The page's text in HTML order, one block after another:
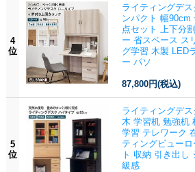
4
位
ライティングデ
ンパクト 幅90cm
点セット 上下分
ー 省スペース ス
グ学習 木製 LED
ー パソ
87,800円(税込)
5
位
ライティングデ
木 学習机 勉強机
学習 テレワーク
ティングビュー
ト 収納 引き出し
級感